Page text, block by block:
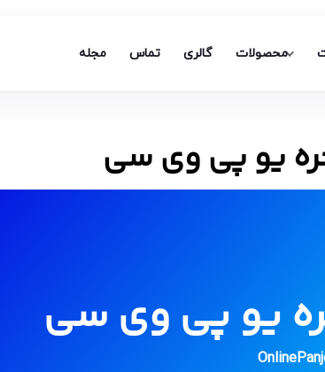
محصولات گالری تماس مجله
یو پی وی سی
یو پی وی سی